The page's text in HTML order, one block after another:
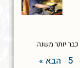
5 הבא »